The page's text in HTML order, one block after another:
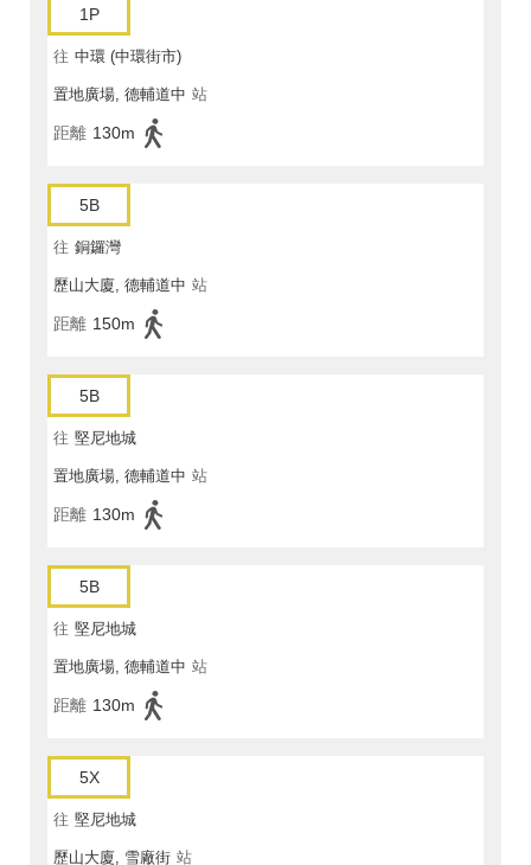
1P
往 中環 (中環街市)
置地廣場, 德輔道中 站
距離 130m
5B
往 銅鑼灣
歷山大廈, 德輔道中 站
距離 150m
5B
往 堅尼地城
置地廣場, 德輔道中 站
距離 130m
5B
往 堅尼地城
置地廣場, 德輔道中 站
距離 130m
5X
往 堅尼地城
歷山大廈, 雪廠街 站